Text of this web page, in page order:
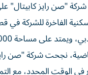
الفاخرة للشركة
67 استوديو و43 شقة بغرفة نوم واحدة و22 بغرفتين.
نجحت شركة "صن